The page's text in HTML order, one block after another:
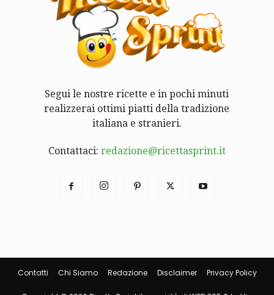
Segui le nostre ricette e in pochi minuti
realizzerai ottimi piatti della tradizione
italiana e stranieri.
Contattaci: redazione@ricettasprint.it
Contatti Chi Siamo Redazione Disclaimer Privacy Policy